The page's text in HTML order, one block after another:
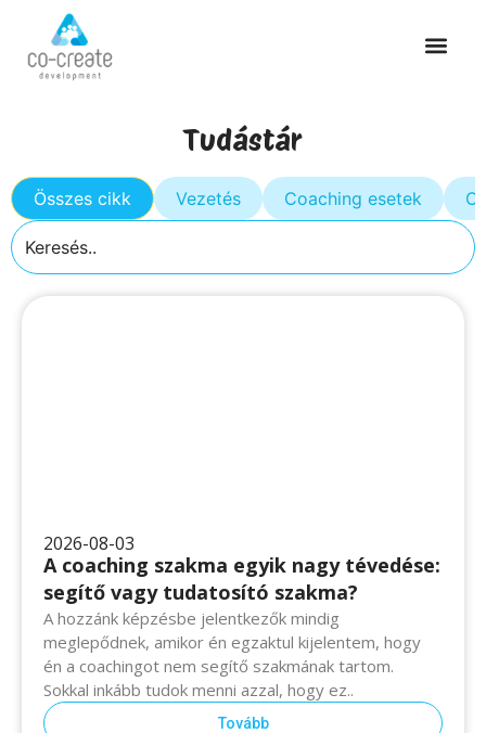
Tudástár
Összes cikk Vezetés Coaching esetek
2026-08-03
A coaching szakma egyik nagy tévedése:
segítő vagy tudatosító szakma?
A hozzánk képzésbe jelentkezők mindig meglepődnek,
amikor én egzaktul kijelentem, hogy én a coachingot
nem segítő szakmának tartom. Sokkal inkább tudok
menni azzal, hogy ez..
Tovább